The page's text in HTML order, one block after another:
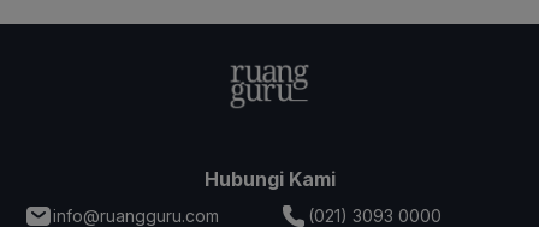
Hubungi Kami
info@ruangguru.com
(021) 3093 0000